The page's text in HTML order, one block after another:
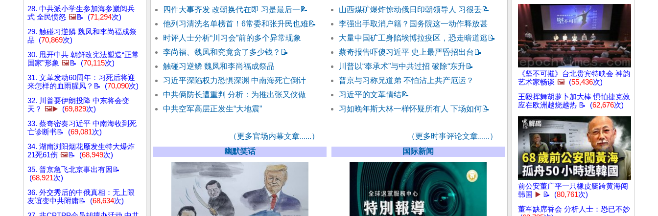
28. 中共派小学生参加海参崴阅兵
式 全民愤怒 🖼️📝 (71,294次)
29. 触碰习逆鳞 魏凤和李尚福成祭
品 (70,869次)
30. 甩开中共 朝鲜改宪法塑造“正常
国家”形象 🖼️📝 (70,115次)
31. 文革发动60周年：习死后将迎
来怎样的血雨腥风？📝 (70,090次)
32. 川普要伊朗投降 中东将会变
天？ 🖼️▶️ (69,829次)
33. 蔡奇密奏习近平 中南海收到死
亡诊断书📝 (69,081次)
34. 湖南浏阳烟花厰发生特大爆炸
21死61伤 🖼️📝 (68,949次)
35. 普京急飞北京事出有因📝
(68,921次)
36. 外交秀后的中俄真相：无上限
友谊变中共附庸📝 (68,634次)
四件大事齐发 改朝换代在即 习是最后一 📝
他列习清洗名单榜首！6常委和张升民也难📝
时评人士分析“川习会”前的多个异常现象
李尚福、魏凤和究竟贪了多少钱？ 📝
触碰习逆鳞 魏凤和李尚福成祭品
习近平深陷权力恐惧深渊 中南海死亡倒计
中共俩防长遭重判 分析：为推出张又侠做
中共空军高层正发生“大地震”
（更多官场内幕文章......）
山西煤矿爆炸惊动俄日印朝领导人 习很丢📝
李强出手取消户籍？国务院这一动作释放甚
大量中国矿工身陷埃博拉疫区，恐走暗道逃 📝
蔡奇报告吓傻习近平 史上最严昏招出台 📝
川普以“奉承术”与中共过招 破除“东升📝
普京与习称兄道弟 不怕沾上共产厄运？
习近平的文革情结📝
习如晚年斯大林一样怀疑所有人 下场如何📝
（更多时事评论文章......）
幽默笑话
国际新闻
《坚不可摧》台北贵宾特映会 神韵
艺术家畅谈 🖼️ (55,436次)
王毅挥舞胡萝卜加大棒 惧怕捷克效
应在欧洲越烧越热 📝 (62,676次)
前公安董广平一只橡皮艇跨黄海闯
韩国 ▶️ 📝 (80,761次)
董军缺席香会 分析人士：恐已不妙